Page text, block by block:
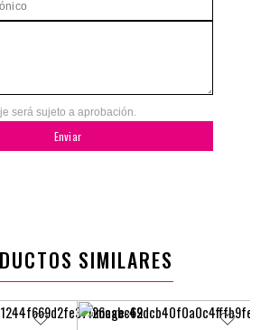
será sujeto a aprobación.
Enviar
SIMILARES